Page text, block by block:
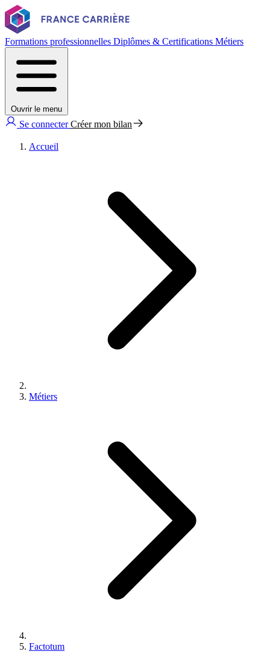
Formations professionnelles Diplômes & Certifications Métiers
Ouvrir le menu
Se connecterCréer mon bilan
Accueil
Métiers
Factotum